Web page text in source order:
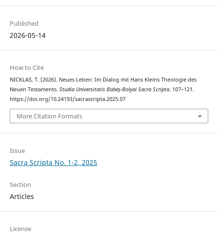
Published
2026-05-14
How to Cite
NICKLAS, T. (2026). Neues Leben: Im Dialog mit Hans Kleins Theologie des
Neuen Testaments. Studia Universitatis Babeș-Bolyai Sacra Scripta, 107–121.
https://doi.org/10.24193/sacrascripta.2025.07
More Citation Formats
Issue
Sacra Scripta No. 1-2, 2025
Section
Articles
License